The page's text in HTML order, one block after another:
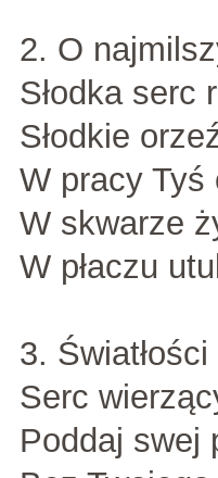
2. O
Słodka serc
Słodkie
W pracy Tyś
W skwarze
W płaczu
3.
Serc
Poddaj swej